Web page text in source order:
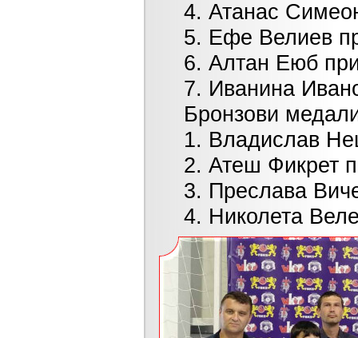
4. Атанас
5. Ефе Велиев
6. Алтан Еюб при
7. Иванина
Бронзови
1. Владислав
2. Атеш Фикрет
3. Преслава
4. Николета